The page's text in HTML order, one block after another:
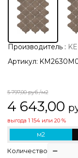
Производитель :
Артикул:
5 797,00руб./м2
4 643,00
выгода 1 154или 20 %
м2
Количество